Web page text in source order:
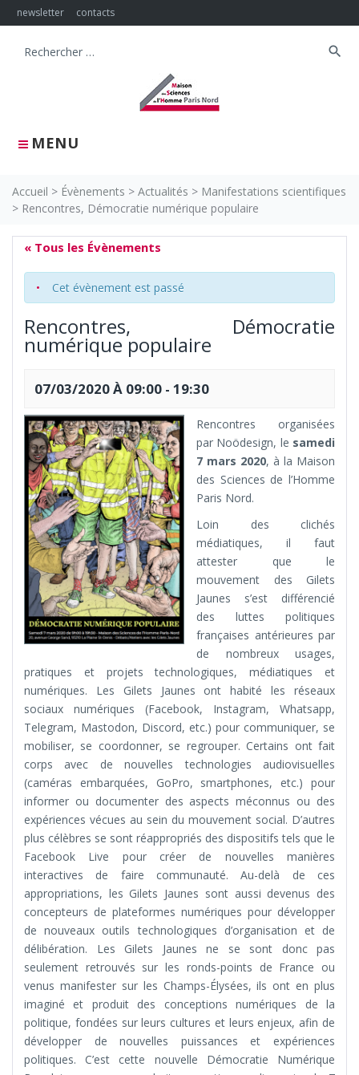
Skip
to
newsletter contacts
MENU
Search
search
Accueil > Évènements > Actualités > Manifestations scientifiques
> Rencontres, Démocratie numérique populaire
« Tous les Évènements
Cet évènement est passé
Rencontres, Démocratie
numérique populaire
07/03/2020 À 09:00 - 19:30
Rencontres organisées
par Noödesign, le samedi
7 mars 2020, à la Maison
des Sciences de l’Homme
Paris Nord.
Loin des clichés
médiatiques, il faut
attester que le
mouvement des Gilets
Jaunes s’est différencié
des luttes politiques
françaises antérieures par
de nombreux usages,
pratiques et projets technologiques, médiatiques et
numériques. Les Gilets Jaunes ont habité les réseaux
sociaux numériques (Facebook, Instagram, Whatsapp,
Telegram, Mastodon, Discord, etc.) pour communiquer, se
mobiliser, se coordonner, se regrouper. Certains ont fait
corps avec de nouvelles technologies audiovisuelles
(caméras embarquées, GoPro, smartphones, etc.) pour
informer ou documenter des aspects méconnus ou des
expériences vécues au sein du mouvement social. D’autres
plus célèbres se sont réappropriés des dispositifs tels que le
Facebook Live pour créer de nouvelles manières
interactives de faire communauté. Au-delà de ces
appropriations, les Gilets Jaunes sont aussi devenus des
concepteurs de plateformes numériques pour développer
de nouveaux outils technologiques d’organisation et de
délibération. Les Gilets Jaunes ne se sont donc pas
seulement retrouvés sur les ronds-points de France ou
venus manifester sur les Champs-Élysées, ils ont en plus
imaginé et produit des conceptions numériques de la
politique, fondées sur leurs cultures et leurs enjeux, afin de
développer de nouvelles puissances et expériences
politiques. C’est cette nouvelle Démocratie Numérique